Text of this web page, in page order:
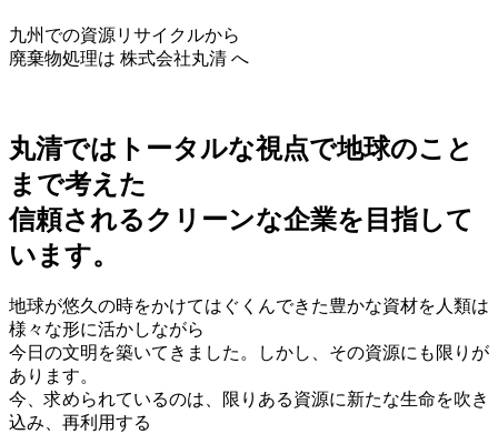
九州での資源リサイクルから
廃棄物処理は 株式会社丸清 へ
丸清ではトータルな視点で地球のこと
まで考えた
信頼されるクリーンな企業を目指して
います。
地球が悠久の時をかけてはぐくんできた豊かな資材を人類は
様々な形に活かしながら
今日の文明を築いてきました。しかし、その資源にも限りが
あります。
今、求められているのは、限りある資源に新たな生命を吹き
込み、再利用する